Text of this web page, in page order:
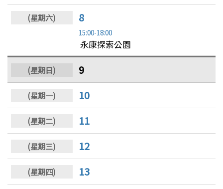
8
15:00-18:00
永康探索公園
9
10
11
12
13